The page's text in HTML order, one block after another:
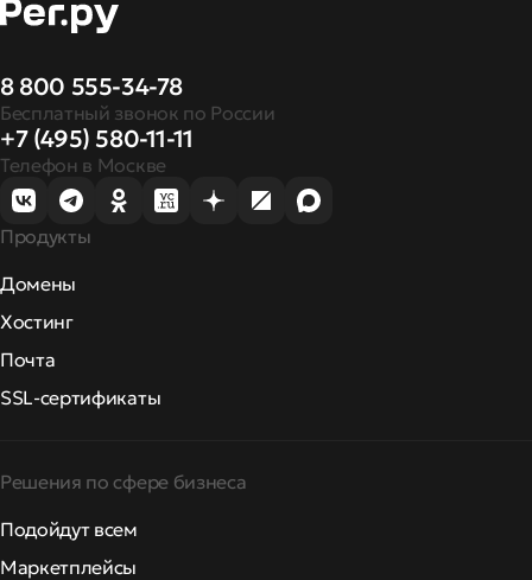
8 800 555-34-78
Бесплатный звонок по России
+7 (495) 580-11-11
Телефон в Москве
Продукты
Домены
Хостинг
Почта
SSL-сертификаты
Решения по сфере бизнеса
Подойдут всем
Маркетплейсы